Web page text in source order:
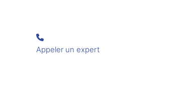
Appeler un expert